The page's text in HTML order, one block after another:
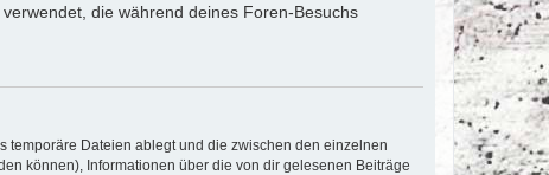
die während deines Foren-Besuchs
temporäre Dateien ablegt und die zwischen den einzelnen
können), Informationen über die von dir gelesenen Beiträge